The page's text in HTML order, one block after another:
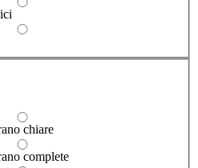
chiare
complete